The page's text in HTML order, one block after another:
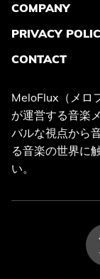
COMPANY
PRIVACY
CONTACT
MeloFlux（メロ
が運営する音楽
バルな視点から
る音楽の世界に
い。